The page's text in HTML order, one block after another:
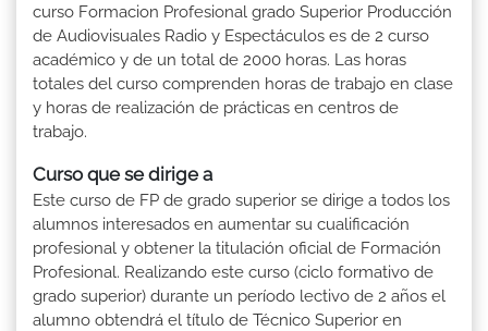
curso Formacion Profesional grado Superior Producción
de Audiovisuales Radio y Espectáculos es de 2 curso
académico y de un total de 2000 horas. Las horas
totales del curso comprenden horas de trabajo en clase
y horas de realización de prácticas en centros de
trabajo.
Curso que se dirige a
Este curso de FP de grado superior se dirige a todos los
alumnos interesados en aumentar su cualificación
profesional y obtener la titulación oficial de Formación
Profesional. Realizando este curso (ciclo formativo de
grado superior) durante un período lectivo de 2 años el
alumno obtendrá el título de Técnico Superior en